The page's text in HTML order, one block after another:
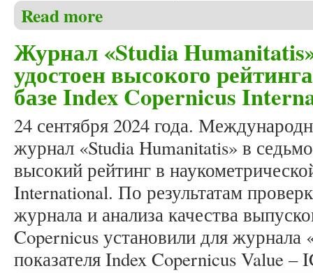
Read more
Журнал «Studia
удостоен высокого
базе Index Copernicus
24 сентября 2024 года.
журнал «Studia Humanitatis» в
высокий рейтинг в
International. По результатам
журнала и анализа качества
Copernicus установили для журнала
показателя Index Copernicus Value –